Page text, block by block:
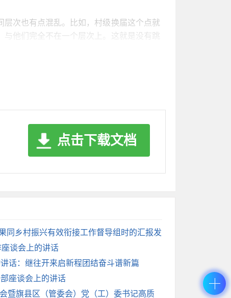
次也有点混乱。比如，村级换届这个点就
他们完全不在一个层次上。这就是没有跳
”。
容则从推进向基层延伸的角度，放在这里
初稿放在从严治党里面，这里单独拿出来
被党委办公室进行了一轮调整和优化。最
。
点击下载文档
同乡村振兴有效衔接工作督导组时的汇报发
谈会上的讲话
话：继往开来启新程团结奋斗谱新篇
座谈会上的讲话
暨旗县区（管委会）党（工）委书记高质